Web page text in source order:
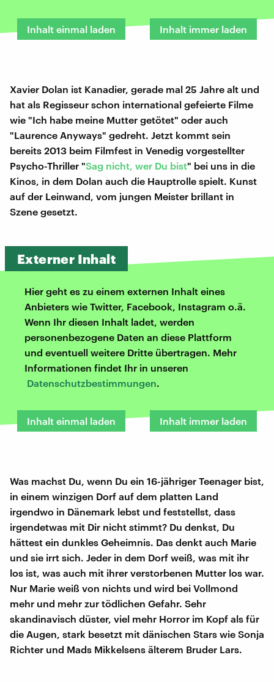
Inhalt einmal laden Inhalt immer laden
Xavier Dolan ist Kanadier, gerade mal 25 Jahre alt und
hat als Regisseur schon international gefeierte Filme
wie "Ich habe meine Mutter getötet" oder auch
"Laurence Anyways" gedreht. Jetzt kommt sein
bereits 2013 beim Filmfest in Venedig vorgestellter
Psycho-Thriller "Sag nicht, wer Du bist" bei uns in die
Kinos, in dem Dolan auch die Hauptrolle spielt. Kunst
auf der Leinwand, vom jungen Meister brillant in
Szene gesetzt.
Externer Inhalt
Hier geht es zu einem externen Inhalt eines
Anbieters wie Twitter, Facebook, Instagram o.ä.
Wenn Ihr diesen Inhalt ladet, werden
personenbezogene Daten an diese Plattform
und eventuell weitere Dritte übertragen. Mehr
Informationen findet Ihr in unseren
Datenschutzbestimmungen.
Inhalt einmal laden Inhalt immer laden
Was machst Du, wenn Du ein 16-jähriger Teenager bist,
in einem winzigen Dorf auf dem platten Land
irgendwo in Dänemark lebst und feststellst, dass
irgendetwas mit Dir nicht stimmt? Du denkst, Du
hättest ein dunkles Geheimnis. Das denkt auch Marie
und sie irrt sich. Jeder in dem Dorf weiß, was mit ihr
los ist, was auch mit ihrer verstorbenen Mutter los war.
Nur Marie weiß von nichts und wird bei Vollmond
mehr und mehr zur tödlichen Gefahr. Sehr
skandinavisch düster, viel mehr Horror im Kopf als für
die Augen, stark besetzt mit dänischen Stars wie Sonja
Richter und Mads Mikkelsens älterem Bruder Lars.